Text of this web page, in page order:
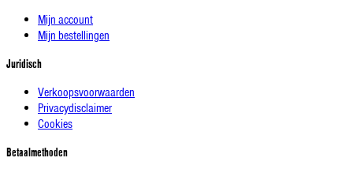
Mijn account
Mijn bestellingen
Juridisch
Verkoopsvoorwaarden
Privacydisclaimer
Cookies
Betaalmethoden